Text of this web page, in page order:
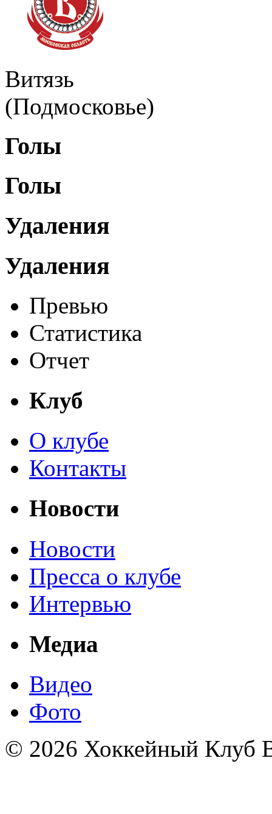
Витязь
(Подмосковье)
Голы
Голы
Удаления
Удаления
Превью
Статистика
Отчет
Клуб
О клубе
Контакты
Новости
Новости
Пресса о клубе
Интервью
Медиа
Видео
Фото
© 2026 Хоккейный Клуб